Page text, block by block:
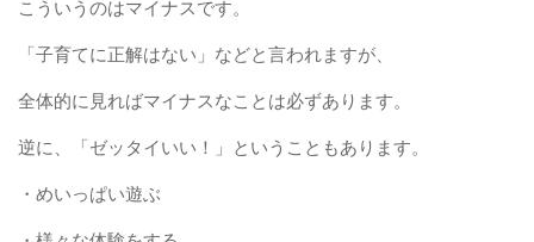
こういうのはマイナスです。
「子育てに正解はない」などと言われますが、
全体的に見ればマイナスなことは必ずあります。
逆に、「ゼッタイいい！」ということもあります。
・めいっぱい遊ぶ